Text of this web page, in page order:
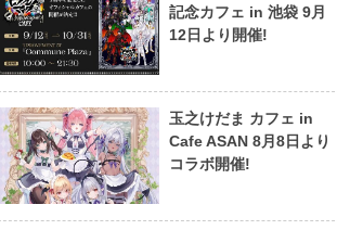
記念カフェ in 池袋 9月
12日より開催!
玉之けだま カフェ in
Cafe ASAN 8月8日より
コラボ開催!